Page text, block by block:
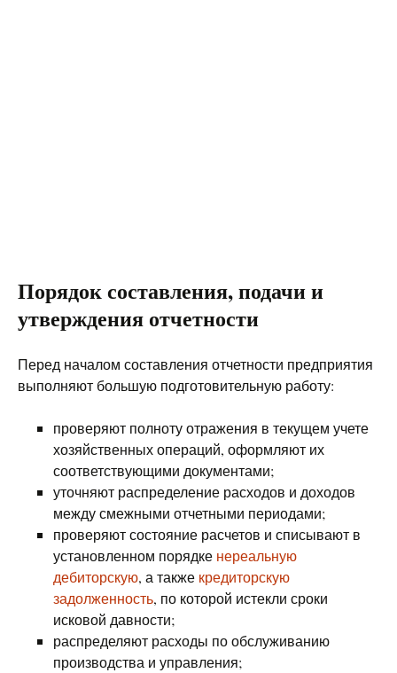
Порядок составления, подачи и
утверждения отчетности
Перед началом составления отчетности предприятия
выполняют большую подготовительную работу:
проверяют полноту отражения в текущем учете
хозяйственных операций, оформляют их
соответствующими документами;
уточняют распределение расходов и доходов
между смежными отчетными периодами;
проверяют состояние расчетов и списывают в
установленном порядке нереальную
дебиторскую, а также кредиторскую
задолженность, по которой истекли сроки
исковой давности;
распределяют расходы по обслуживанию
производства и управления;